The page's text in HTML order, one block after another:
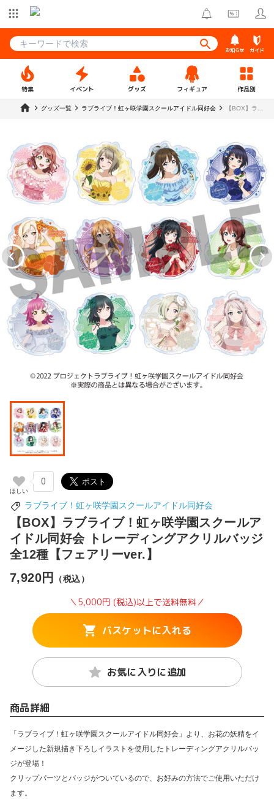
お知らせ ガイド
特集 イベント グッズ フィギュア 作品別
グッズ一覧 ラブライブ！虹ヶ咲学園スクールアイドル同好会
【BOX】ラブ
好会 トレーデ
ィングアクリ
ルバッジ 全
12種【フェア
リーver.】
0
ラブライブ！虹ヶ咲学園スクールアイドル同好会
【BOX】ラブライブ！虹ヶ咲学園スクールア
イドル同好会 トレーディングアクリルバッジ
全12種【フェアリーver.】
7,920円
（税込）
＼5,000円 (税込)以上で送料無料／
バスケットに入れる
お気に入りに追加
商品詳細
「ラブライブ！虹ヶ咲学園スクールアイドル同好会」より、お花の妖精をイ
メージした新規描き下ろしイラストを使用したトレーディングアクリルバッ
ジが登場！
クリップパーツとバッジがついているので、お好みの方法でご使用いただけ
ます。